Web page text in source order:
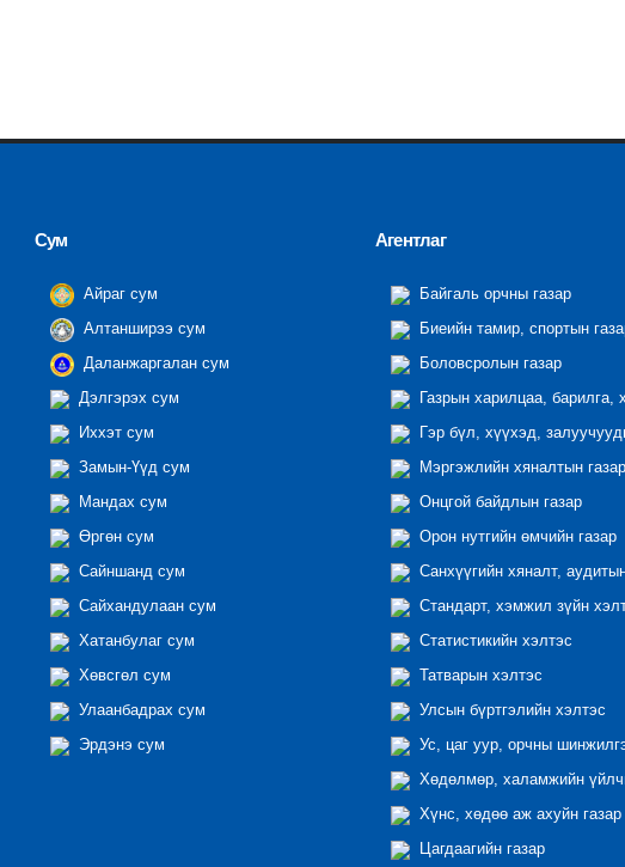
Сум
Айраг сум
Алтанширээ сум
Даланжаргалан сум
Дэлгэрэх сум
Иххэт сум
Замын-Үүд сум
Мандах сум
Өргөн сум
Сайншанд сум
Сайхандулаан сум
Хатанбулаг сум
Хөвсгөл сум
Улаанбадрах сум
Эрдэнэ сум
Агентлаг
Байгаль орчны газар
Биеийн тамир, спортын
Боловсролын газар
Газрын харилцаа, барилга,
Гэр бүл, хүүхэд,
Мэргэжлийн хяналтын
Онцгой байдлын газар
Орон нутгийн өмчийн газар
Санхүүгийн хяналт,
Стандарт, хэмжил зүйн
Статистикийн хэлтэс
Татварын хэлтэс
Улсын бүртгэлийн хэлтэс
Ус, цаг уур, орчны
Хөдөлмөр, халамжийн
Хүнс, хөдөө аж ахуйн газар
Цагдаагийн газар